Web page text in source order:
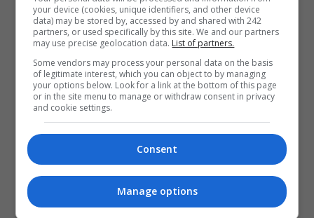
your device (cookies, unique identifiers, and other device
data) may be stored by, accessed by and shared with 242
partners, or used specifically by this site. We and our partners
may use precise geolocation data. List of partners.
Some vendors may process your personal data on the basis
of legitimate interest, which you can object to by managing
your options below. Look for a link at the bottom of this page
or in the site menu to manage or withdraw consent in privacy
and cookie settings.
Consent
Manage options